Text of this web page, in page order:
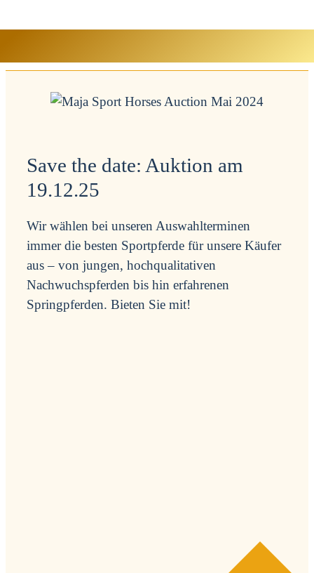
Save the date: Auktion am
19.12.25
Wir wählen bei unseren Auswahlterminen
immer die besten Sportpferde für unsere Käufer
aus – von jungen, hochqualitativen
Nachwuchspferden bis hin erfahrenen
Springpferden. Bieten Sie mit!